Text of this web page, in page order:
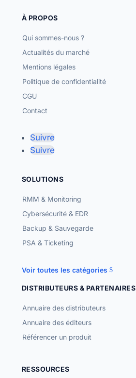
À PROPOS
Qui sommes-nous ?
Actualités du marché
Mentions légales
Politique de confidentialité
CGU
Contact
Suivre
Suivre
SOLUTIONS
RMM & Monitoring
Cybersécurité & EDR
Backup & Sauvegarde
PSA & Ticketing
Voir toutes les catégories
DISTRIBUTEURS & PARTENAIRES
Annuaire des distributeurs
Annuaire des éditeurs
Référencer un produit
RESSOURCES